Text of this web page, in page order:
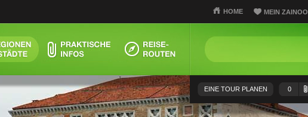
HOME MEIN ZAINOO
EINE TOUR PLANEN 0